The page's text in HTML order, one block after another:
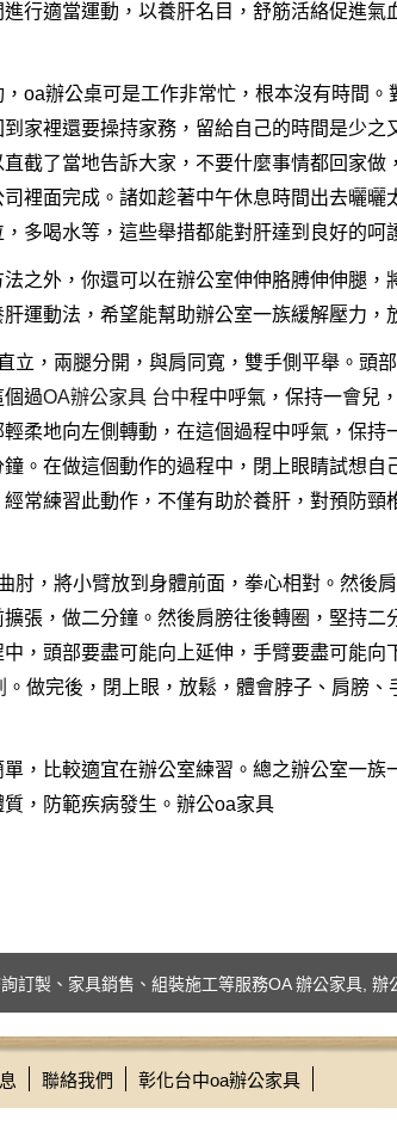
行適當運動，以養肝名目，舒筋活絡促進氣
oa辦公桌可是工作非常忙，根本沒有時間。
家裡還要操持家務，留給自己的時間是少之
截了當地告訴大家，不要什麼事情都回家做
裡面完成。諸如趁著中午休息時間出去曬曬
多喝水等，這些舉措都能對肝達到良好的呵
之外，你還可以在辦公室伸伸胳膊伸伸腿，
運動法，希望能幫助辦公室一族緩解壓力，
立，兩腿分開，與肩同寬，雙手側平舉。頭
過OA辦公家具 台中程中呼氣，保持一會兒
輕柔地向左側轉動，在這個過程中呼氣，保持
。在做這個動作的過程中，閉上眼睛試想自
常練習此動作，不僅有助於養肝，對預防頸
肘，將小臂放到身體前面，拳心相對。然後
張，做二分鐘。然後肩膀往後轉圈，堅持二
，頭部要盡可能向上延伸，手臂要盡可能向
。做完後，閉上眼，放鬆，體會脖子、肩膀
單，比較適宜在辦公室練習。總之辦公室一族
，防範疾病發生。辦公oa家具
、家具銷售、組裝施工等服務OA 辦公家具, 辦
聯絡我們 彰化台中oa辦公家具